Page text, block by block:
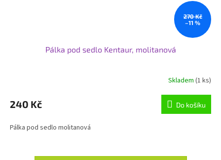
270 Kč
–11 %
Pálka pod sedlo Kentaur, molitanová
Skladem (1 ks)
240 Kč Do košíku
Pálka pod sedlo molitanová